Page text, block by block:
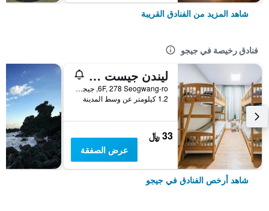
شاهد المزيد من الفنادق القريبة
فنادق رخيصة في جيجو
ليندن جيست هاوس
6F, 278 Seogwang-ro, جيجو, كوريا الجنوبية
1.2 كيلومتر عن وسط المدينة
33 ﷼
عرض الصفقة
شاهد أرخص الفنادق في جيجو